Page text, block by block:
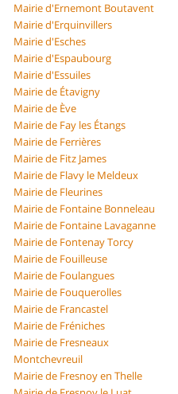
Mairie d'Ernemont Boutavent
Mairie d'Erquinvillers
Mairie d'Esches
Mairie d'Espaubourg
Mairie d'Essuiles
Mairie de Étavigny
Mairie de Ève
Mairie de Fay les Étangs
Mairie de Ferrières
Mairie de Fitz James
Mairie de Flavy le Meldeux
Mairie de Fleurines
Mairie de Fontaine Bonneleau
Mairie de Fontaine Lavaganne
Mairie de Fontenay Torcy
Mairie de Fouilleuse
Mairie de Foulangues
Mairie de Fouquerolles
Mairie de Francastel
Mairie de Fréniches
Mairie de Fresneaux
Montchevreuil
Mairie de Fresnoy en Thelle